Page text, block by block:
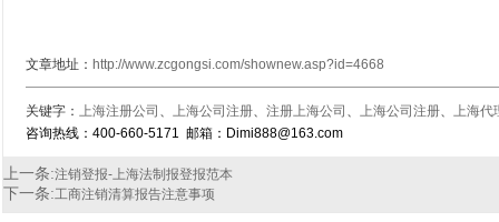
文章地址： http://www.zcgongsi.com/shownew.asp?id=4668
关键字： 上海注册公司 、 上海公司注册、 注册上海公司 、 上海公司注册、 上海代
咨询热线：400-660-5171 邮箱：Dimi888@163.com
上一条:注销登报-上海法制报登报范本
下一条:工商注销清算报告注意事项